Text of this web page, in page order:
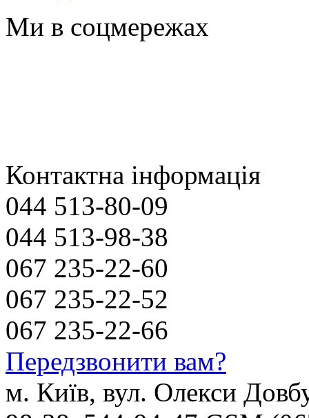
Ми в соцмережах
Контактна інформація
044 513-80-09
044 513-98-38
067 235-22-60
067 235-22-52
067 235-22-66
Передзвонити вам?
м. Київ, вул. Олекси